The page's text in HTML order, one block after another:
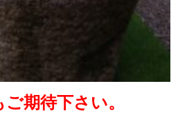
期待下さい。